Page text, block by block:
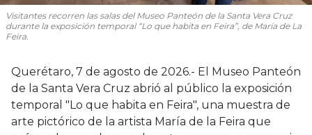
Visitantes recorren las salas del Museo Panteón de la Santa Vera Cruz
durante la exposición temporal “Lo que habita en Feira”, de María de La
Feira.
Querétaro, 7 de agosto de 2026.- El Museo Panteón
de la Santa Vera Cruz abrió al público la exposición
temporal "Lo que habita en Feira", una muestra de
arte pictórico de la artista María de la Feira que